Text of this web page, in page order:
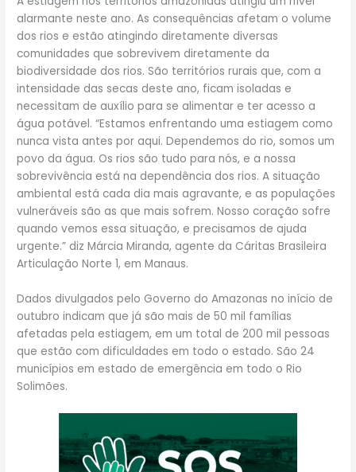
alarmante neste ano. As consequências afetam o volume
dos rios e estão atingindo diretamente diversas
comunidades que sobrevivem diretamente da
biodiversidade dos rios. São territórios rurais que, com a
intensidade das secas deste ano, ficam isoladas e
necessitam de auxílio para se alimentar e ter acesso a
água potável. “Estamos enfrentando uma estiagem como
nunca vista antes por aqui. Dependemos do rio, somos um
povo da água. Os rios são tudo para nós, e a nossa
sobrevivência está na dependência dos rios. A situação
ambiental está cada dia mais agravante, e as populações
vulneráveis são as que mais sofrem. Nosso coração sofre
quando vemos essa situação, e precisamos de ajuda
urgente.” diz Márcia Miranda, agente da Cáritas Brasileira
Articulação Norte 1, em Manaus.
Dados divulgados pelo Governo do Amazonas no início de
outubro indicam que já são mais de 50 mil famílias
afetadas pela estiagem, em um total de 200 mil pessoas
que estão com dificuldades em todo o estado. São 24
municípios em estado de emergência em todo o Rio
Solimões.